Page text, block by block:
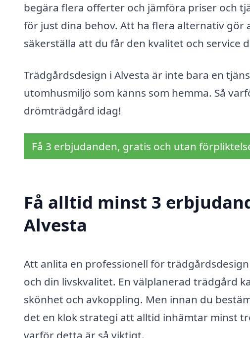
begära flera offerter och jämföra priser och
för just dina behov. Att ha flera alternativ gör
säkerställa att du får den kvalitet och service
Trädgårdsdesign i Alvesta är inte bara en
utomhusmiljö som känns som hemma. Så
drömträdgård idag!
Få 3 erbjudanden, gratis och utan
Få alltid minst 3
Alvesta
Att anlita en professionell för
och din livskvalitet. En välplanerad trädgård
skönhet och avkoppling. Men innan du
det en klok strategi att alltid inhämtar minst
varför detta är så viktigt.